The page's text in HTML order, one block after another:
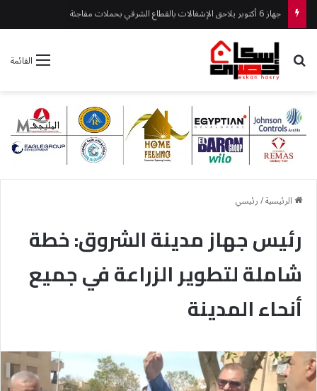
15 مايو تواصل أعمال تنفيذ رافع صرف الـ290 فدان بأعلى معايير الجودة
القائمة بحث عن
الرئيسية/رئيسي
رئيس جهاز مدينة الشروق: خطة
شاملة لتطوير الزراعة في جميع
أنحاء المدينة